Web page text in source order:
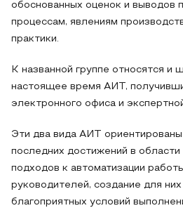
обоснованных оценок и выводов
процессам, явлениям
практики.
К названной группе относятся и
настоящее время АИТ,
электронного офиса и
Эти два вида АИТ ориентированы
последних достижений в области
подходов к автоматизации
руководителей, создание для
благоприятных условий